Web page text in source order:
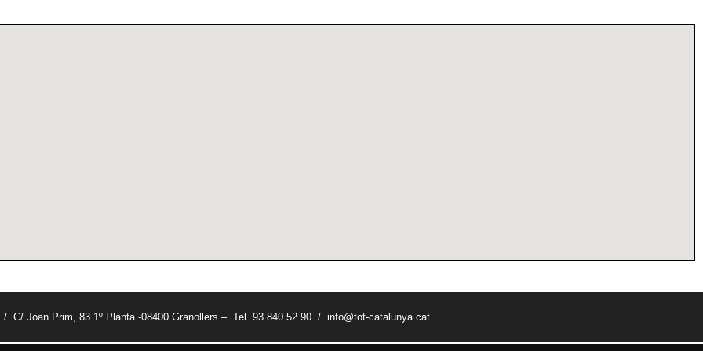
C/ Joan Prim, 83 1º Planta -08400 Granollers – Tel. 93.840.52.90 / info@tot-catalunya.cat